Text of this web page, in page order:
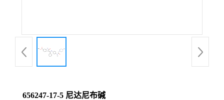
产
656247-17-5 尼达尼布碱